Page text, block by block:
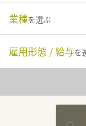
業種を選ぶ
雇用形態 / 給与を